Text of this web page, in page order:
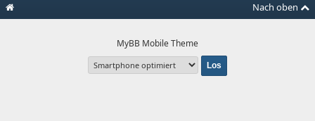
Nach oben
MyBB Mobile Theme